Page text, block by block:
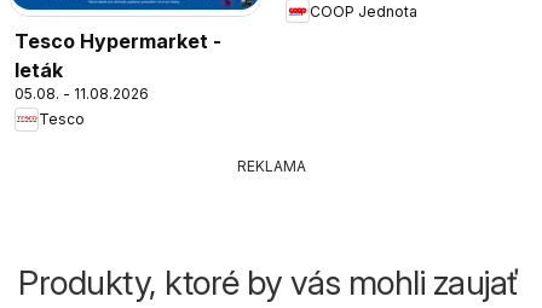
Tesco Hypermarket -
leták
05.08. - 11.08.2026
Tesco
COOP Jednota
REKLAMA
Produkty, ktoré by vás mohli zaujať